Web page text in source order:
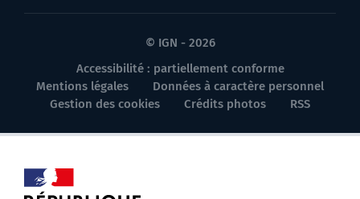
© IGN - 2026
Accessibilité : partiellement conforme
Mentions légales
Données à caractère personnel
Gestion des cookies
Crédits photos RSS